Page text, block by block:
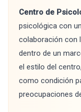
Centro de
psicológica con
colaboración con
dentro de un
el estilo del
como condición
preocupaciones